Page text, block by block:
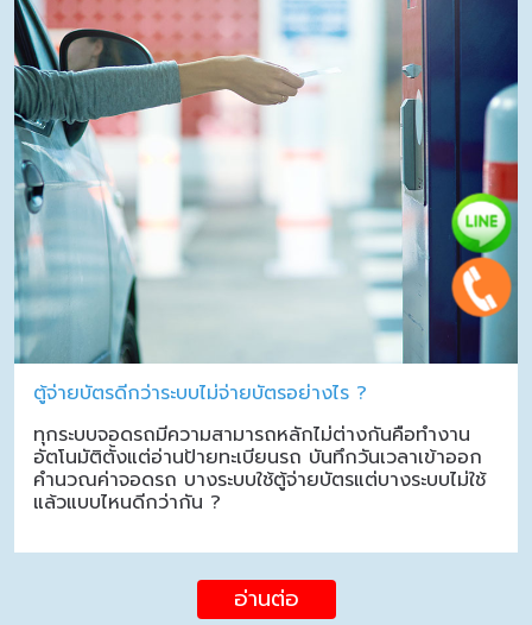
ตู้จ่ายบัตรดีกว่าระบบไม่จ่ายบัตรอย่างไร ?
ทุกระบบจอดรถมีความสามารถหลักไม่ต่างกันคือทำงาน
อัตโนมัติตั้งแต่อ่านป้ายทะเบียนรถ บันทึกวันเวลาเข้าออก
คำนวณค่าจอดรถ บางระบบใช้ตู้จ่ายบัตรแต่บางระบบไม่ใช้
แล้วแบบไหนดีกว่ากัน ?
อ่านต่อ